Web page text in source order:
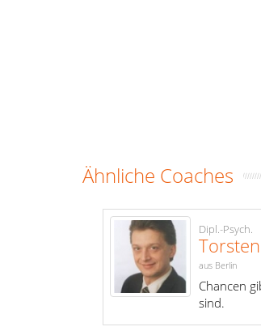
Ähnliche Coaches
Dipl.-Psych.
aus Berlin
Chancen
sind.